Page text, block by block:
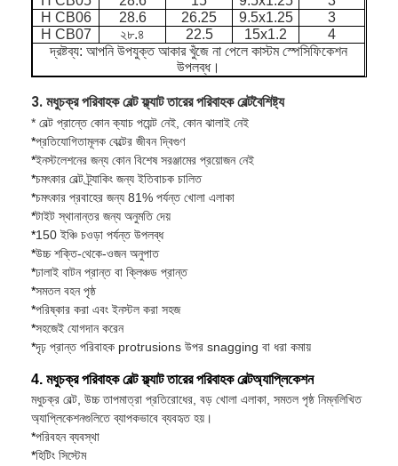
কারখানা ভ্রমণ
মান নিয়ন্ত্রণ
আমাদের সাথে যোগাযোগ করুন
খবর
সব ক্ষেত্রেই
স্টেইনলেস স্টীল জাল বেল্ট
সর্পিল তারের জাল
উচ্চ তাপমাত্রা তারের জাল
খাদ্য জাল বেল্ট
মৌচাক পরিবাহক বেল্ট
পরিবাহক চেইন প্লেট
H CB06
28.6 26.25 9.5x1.25
3
H CB07
২৮.৪ 22.5 15x1.2
4
দ্রষ্টব্য: আপনি উপযুক্ত আকার খুঁজে না পেলে কাস্টম স্পেসিফিকেশন
উপলব্ধ।
3. মধুচক্র পরিবাহক বেল্ট ফ্ল্যাট তারের পরিবাহক বেল্টবৈশিষ্ট্য
* বেল্ট প্রান্তে কোন ক্যাচ পয়েন্ট নেই, কোন ঝালাই নেই
*প্রতিযোগিতামূলক বেল্টের জীবন দ্বিগুণ
*ইনস্টলেশনের জন্য কোন বিশেষ সরঞ্জামের প্রয়োজন নেই
*চমৎকার বেল্ট ট্র্যাকিং জন্য ইতিবাচক চালিত
*চমৎকার প্রবাহের জন্য 81% পর্যন্ত খোলা এলাকা
*টাইট স্থানান্তর জন্য অনুমতি দেয়
*150 ইঞ্চি চওড়া পর্যন্ত উপলব্ধ
*উচ্চ শক্তি-থেকে-ওজন অনুপাত
*ঢালাই বাটন প্রান্ত বা ক্লিঞ্চড প্রান্ত
*সমতল বহন পৃষ্ঠ
*পরিষ্কার করা এবং ইনস্টল করা সহজ
*সহজেই যোগদান করেন
*দৃঢ় প্রান্ত পরিবাহক protrusions উপর snagging বা ধরা কমায়
4. মধুচক্র পরিবাহক বেল্ট ফ্ল্যাট তারের পরিবাহক বেল্টঅ্যাপ্লিকেশন
মধুচক্র বেল্ট, উচ্চ তাপমাত্রা প্রতিরোধের, বড় খোলা এলাকা, সমতল পৃষ্ঠ নিম্নলিখিত
অ্যাপ্লিকেশনগুলিতে ব্যাপকভাবে ব্যবহৃত হয়।
*পরিবহন ব্যবস্থা
*হিটিং সিস্টেম